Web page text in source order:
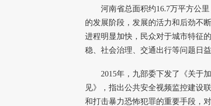
河南省总面积约16.7万平方公里
的发展阶段，发展的活力和后劲不
进程明显加快，民众对于城市特征
稳、社会治理、交通出行等问题日益
2015年，九部委下发了《关于
见》，指出公共安全视频监控建设
和打击暴力恐怖犯罪的重要手段，